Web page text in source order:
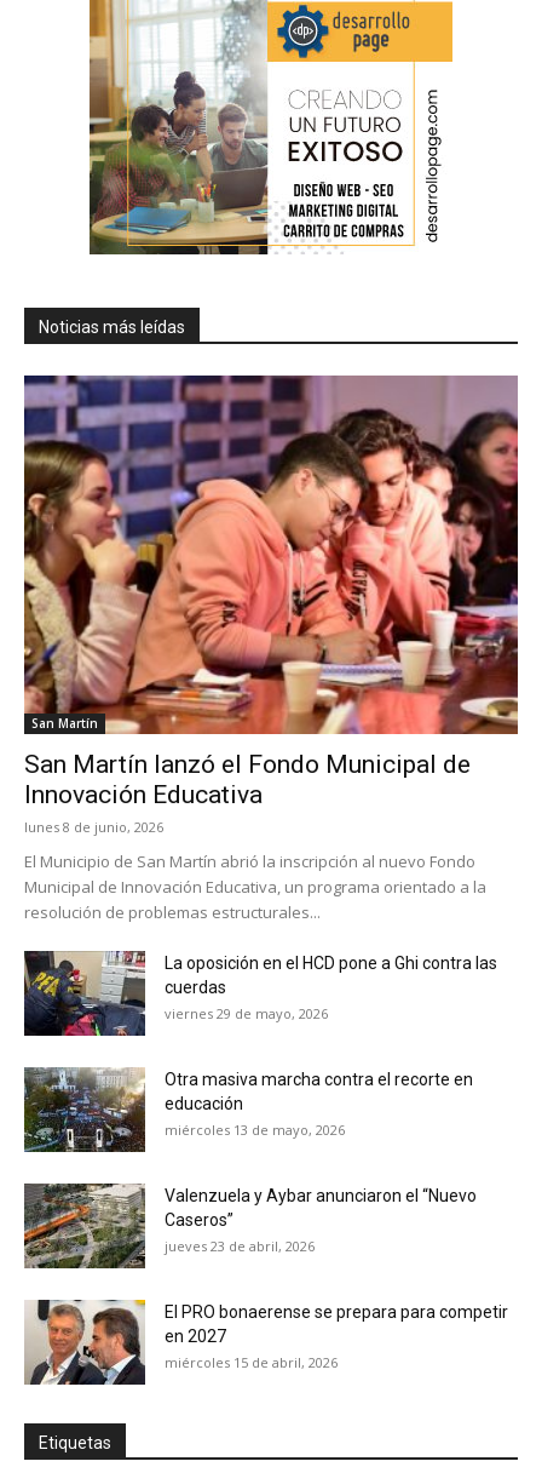
Noticias más leídas
San Martín
San Martín lanzó el Fondo Municipal de
Innovación Educativa
lunes 8 de junio, 2026
El Municipio de San Martín abrió la inscripción al nuevo Fondo
Municipal de Innovación Educativa, un programa orientado a la
resolución de problemas estructurales...
La oposición en el HCD pone a Ghi contra las
cuerdas
viernes 29 de mayo, 2026
Otra masiva marcha contra el recorte en
educación
miércoles 13 de mayo, 2026
Valenzuela y Aybar anunciaron el “Nuevo
Caseros”
jueves 23 de abril, 2026
El PRO bonaerense se prepara para competir
en 2027
miércoles 15 de abril, 2026
Etiquetas